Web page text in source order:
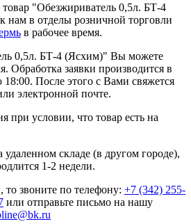
товар "Обезжириватель 0,5л. БТ-4
нам в отделы розничной торговли
в рабочее время.
0,5л. БТ-4 (Ясхим)" Вы можете
Обработка заявки производится в
18:00. После этого с Вами свяжется
электронной почте.
при условии, что товар есть на
удаленном складе (в другом городе),
1-2 недели.
звоните по телефону: +7 (342) 255-
или отправьте письмо на нашу